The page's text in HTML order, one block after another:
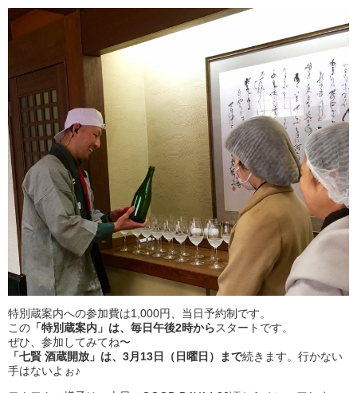
特別蔵案内への参加費は1,000円、当日予約制です。
この 「特別蔵案内」は、毎日午後2時からスタートです。
ぜひ、参加してみてね〜
「七賢 酒蔵開放」は、3月13日（日曜日）まで続きます。行かない
手はないよぉ♪